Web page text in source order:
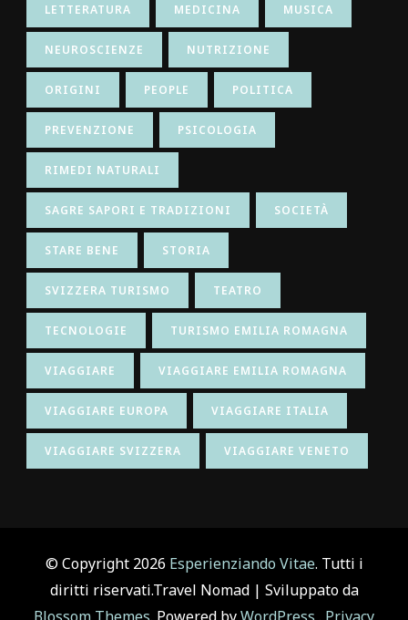
LETTERATURA MEDICINA MUSICA
NEUROSCIENZE NUTRIZIONE
ORIGINI PEOPLE POLITICA
PREVENZIONE PSICOLOGIA
RIMEDI NATURALI
SAGRE SAPORI E TRADIZIONI SOCIETÀ
STARE BENE STORIA
SVIZZERA TURISMO TEATRO
TECNOLOGIE TURISMO EMILIA ROMAGNA
VIAGGIARE VIAGGIARE EMILIA ROMAGNA
VIAGGIARE EUROPA VIAGGIARE ITALIA
VIAGGIARE SVIZZERA VIAGGIARE VENETO
© Copyright 2026 Esperienziando Vitae. Tutti i
diritti riservati.Travel Nomad | Sviluppato da